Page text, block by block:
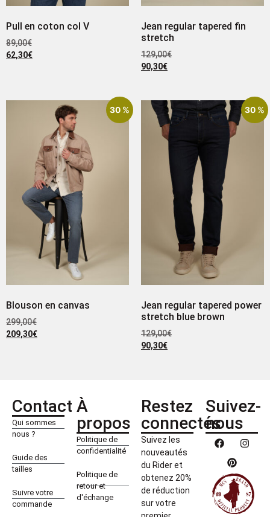
Pull en coton col V
89,00€
62,30€
Jean regular tapered fin
stretch
129,00€
90,30€
30 %
Blouson en canvas
299,00€
209,30€
30 %
Jean regular tapered power
stretch blue brown
129,00€
90,30€
Contact
Qui sommes
nous ?
Guide des
tailles
Suivre votre
commande
À
propos
Politique de
confidentialité
Politique de
retour et
d'échange
Restez
connectés
Suivez les
nouveautés
du Rider et
obtenez 20%
de réduction
sur votre
Suivez-
nous